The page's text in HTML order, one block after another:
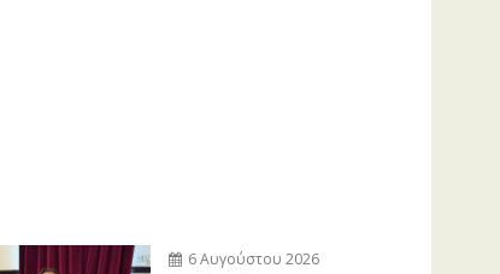
6 Αυγούστου 2026